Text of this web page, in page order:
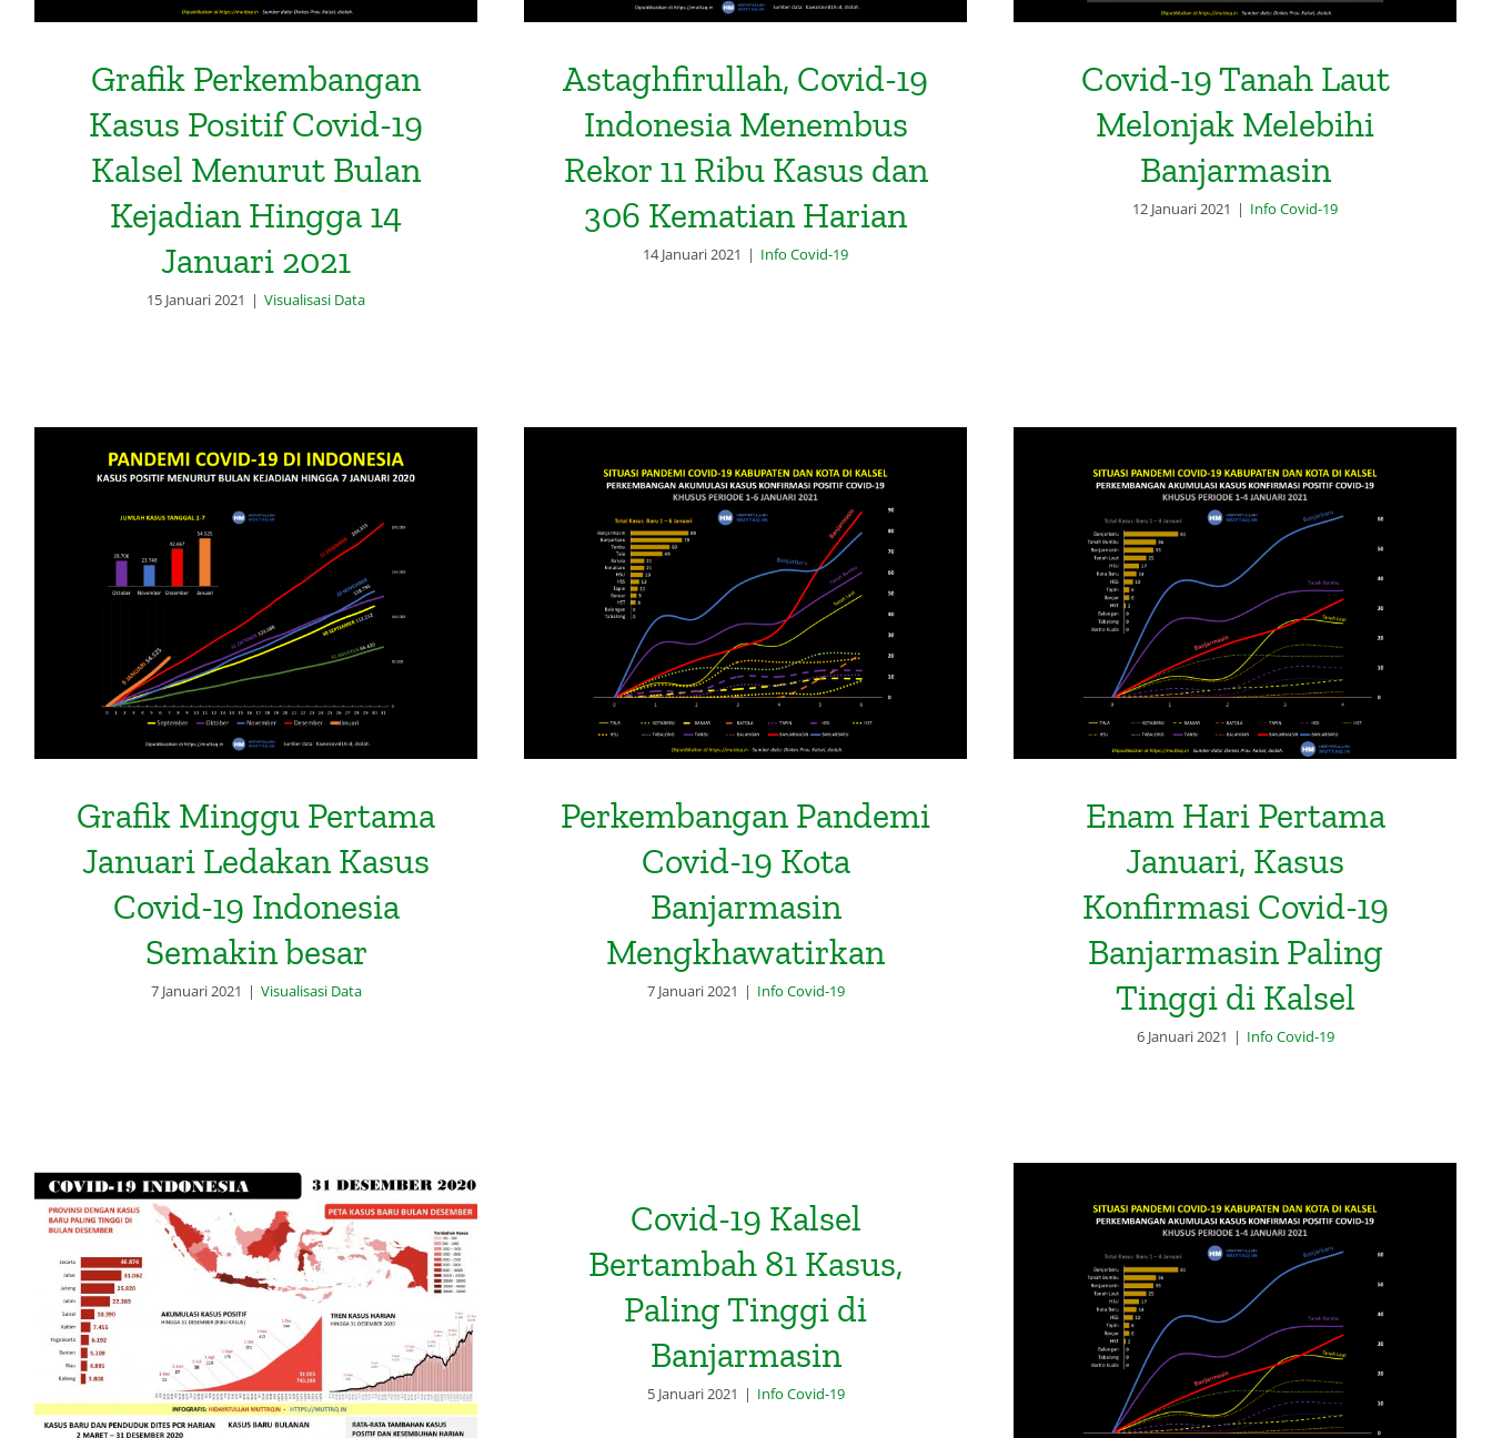
Grafik Perkembangan
Kasus Positif Covid-19
Kalsel Menurut Bulan
Kejadian Hingga 14
Januari 2021
15 Januari 2021 | Visualisasi Data
Astaghfirullah, Covid-19
Indonesia Menembus
Rekor 11 Ribu Kasus dan
306 Kematian Harian
14 Januari 2021 | Info Covid-19
Covid-19 Tanah Laut
Melonjak Melebihi
Banjarmasin
12 Januari 2021 | Info Covid-19
Grafik Minggu Pertama Januari
Ledakan Kasus Covid-19 Indonesia
Semakin besar
Grafik Minggu Pertama
Januari Ledakan Kasus
Covid-19 Indonesia
Semakin besar
7 Januari 2021 | Visualisasi Data
Perkembangan Pandemi Covid-19
Kota Banjarmasin
Mengkhawatirkan
Perkembangan Pandemi
Covid-19 Kota
Banjarmasin
Mengkhawatirkan
7 Januari 2021 | Info Covid-19
Enam Hari Pertama Januari, Kasus
Konfirmasi Covid-19 Banjarmasin
Paling Tinggi di Kalsel
Enam Hari Pertama
Januari, Kasus
Konfirmasi Covid-19
Banjarmasin Paling
Tinggi di Kalsel
6 Januari 2021 | Info Covid-19
Infografis Kasus Baru Covid-19
Indonesia pada Bulan Desember
Covid-19 Kalsel
Bertambah 81 Kasus,
Paling Tinggi di
Banjarmasin
5 Januari 2021 | Info Covid-19
Banjarbaru Memimpin
Pertumbuhan Covid-19 Kalsel di
Awal Bulan Januari